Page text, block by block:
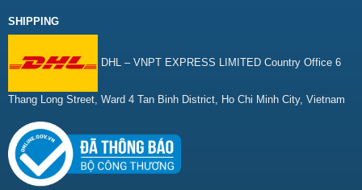
SHIPPING
DHL – VNPT EXPRESS LIMITED Country Office 6
Thang Long Street, Ward 4 Tan Binh District, Ho Chi Minh City, Vietnam